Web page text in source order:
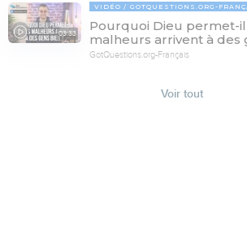
03:33
VIDÉO GOTQUESTIONS.ORG-
Pourquoi Dieu permet-
malheurs arrivent à des
GotQuestions.org-Français
Voir tout